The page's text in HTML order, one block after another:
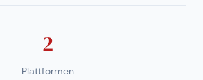
2
Plattformen